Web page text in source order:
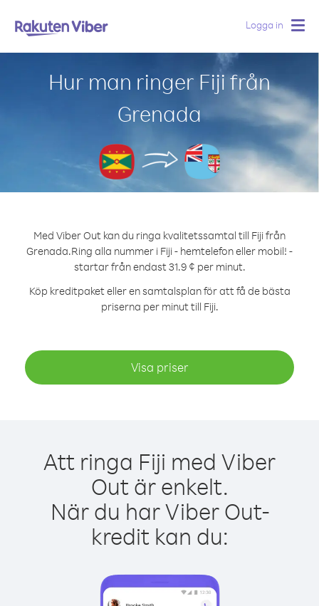
Logga in
Hur man ringer Fiji från
Grenada
Med Viber Out kan du ringa kvalitetssamtal till Fiji från
Grenada.Ring alla nummer i Fiji - hemtelefon eller mobil! -
startar från endast 31.9 ¢ per minut.
Köp kreditpaket eller en samtalsplan för att få de bästa
priserna per minut till Fiji.
Visa priser
Att ringa Fiji med Viber
Out är enkelt.
När du har Viber Out-
kredit kan du: